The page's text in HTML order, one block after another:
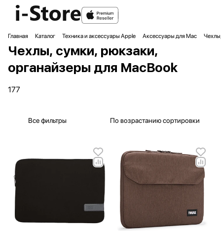
Главная Каталог Техника и аксессуары Apple Аксессуары для Mac
Чехлы, сумки, рюкзаки,
органайзеры для MacBook
177
Все фильтры По возрастанию сортировки